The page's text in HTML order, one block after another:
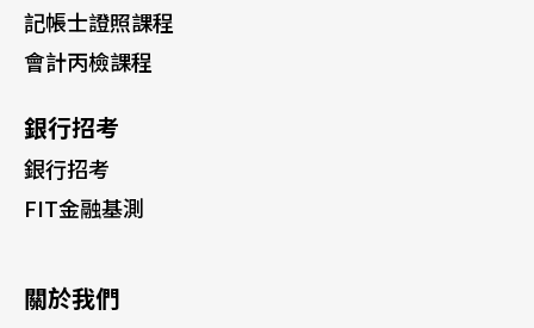
記帳士證照課程
會計丙檢課程
銀行招考
銀行招考
FIT金融基測
關於我們